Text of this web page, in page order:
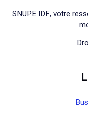
SNUPE IDF, votre